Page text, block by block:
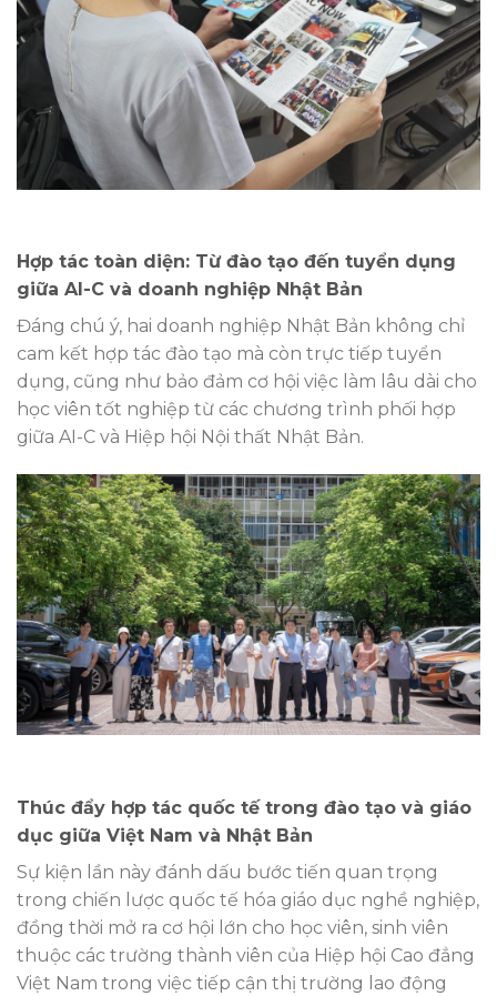
Hợp tác toàn diện: Từ đào tạo đến tuyển dụng
giữa AI-C và doanh nghiệp Nhật Bản
Đáng chú ý, hai doanh nghiệp Nhật Bản không chỉ
cam kết hợp tác đào tạo mà còn trực tiếp tuyển
dụng, cũng như bảo đảm cơ hội việc làm lâu dài cho
học viên tốt nghiệp từ các chương trình phối hợp
giữa AI-C và Hiệp hội Nội thất Nhật Bản.
Thúc đẩy hợp tác quốc tế trong đào tạo và giáo
dục giữa Việt Nam và Nhật Bản
Sự kiện lần này đánh dấu bước tiến quan trọng
trong chiến lược quốc tế hóa giáo dục nghề nghiệp,
đồng thời mở ra cơ hội lớn cho học viên, sinh viên
thuộc các trường thành viên của Hiệp hội Cao đẳng
Việt Nam trong việc tiếp cận thị trường lao động